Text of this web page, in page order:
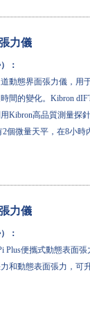
力儀
：
動態界面張力儀，用
間的變化。Kibron
Kibron高品質測量探
個微量天平，在8小時
力儀
：
Plus便攜式動態表面
和動態表面張力，可